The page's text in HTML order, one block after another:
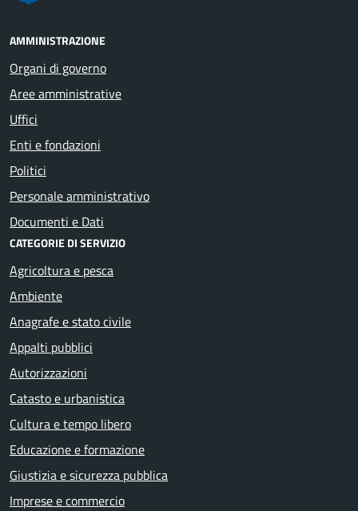
AMMINISTRAZIONE
Organi di governo
Aree amministrative
Uffici
Enti e fondazioni
Politici
Personale amministrativo
Documenti e Dati
CATEGORIE DI SERVIZIO
Agricoltura e pesca
Ambiente
Anagrafe e stato civile
Appalti pubblici
Autorizzazioni
Catasto e urbanistica
Cultura e tempo libero
Educazione e formazione
Giustizia e sicurezza pubblica
Imprese e commercio